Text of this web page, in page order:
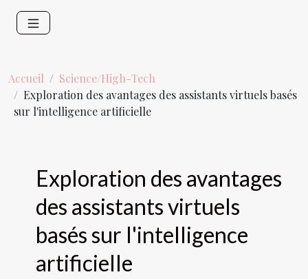
Accueil
Science/High-Tech
Exploration des avantages des assistants virtuels basés
sur l'intelligence artificielle
Exploration des avantages
des assistants virtuels
basés sur l'intelligence
artificielle